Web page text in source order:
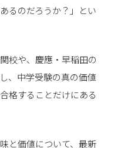
るのだろうか？」とい
校や、慶應・早稲田の
、中学受験の真の価値
格することだけにある
と価値について、最新